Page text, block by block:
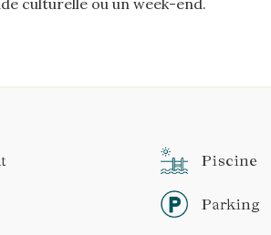
culturelle ou un week-end.
Piscine
Parking